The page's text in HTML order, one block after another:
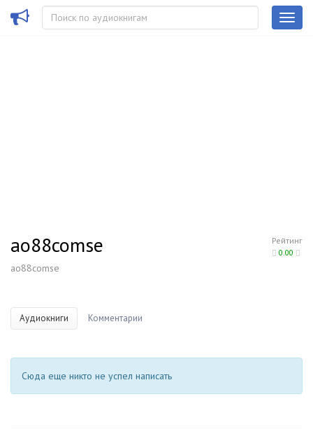
Рейтинг
0.00
ao88comse
ao88comse
Аудиокниги Комментарии
Сюда еще никто не успел написать